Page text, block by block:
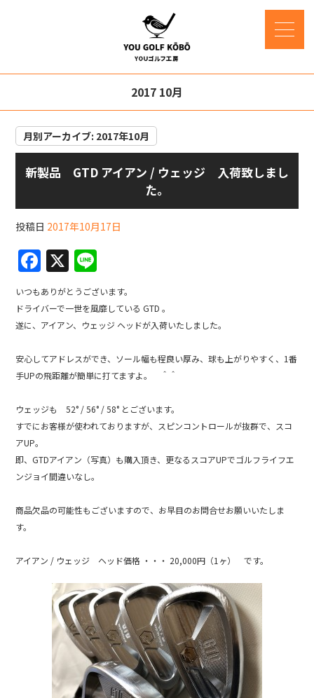
2017 10月
月別アーカイブ: 2017年10月
新製品 GTD アイアン / ウェッジ 入荷致しまし
た。
投稿日 2017年10月17日
F
a
c
e
b
o
k
X
n
e
いつもありがとうございます。
ドライバーで一世を風靡している GTD 。
遂に、アイアン、ウェッジ ヘッドが入荷いたしました。
安心してアドレスができ、ソール幅も程良い厚み、球も上がりやすく、1番
手UPの飛距離が簡単に打てますよ。 ＾＾
ウェッジも 52° / 56° / 58° とございます。
すでにお客様が使われておりますが、スピンコントロールが抜群で、スコ
アUP。
即、GTDアイアン（写真）も購入頂き、更なるスコアUPでゴルフライフエ
ンジョイ間違いなし。
商品欠品の可能性もございますので、お早目のお問合せお願いいたしま
す。
アイアン / ウェッジ ヘッド価格 ・・・ 20,000円（1ヶ） です。